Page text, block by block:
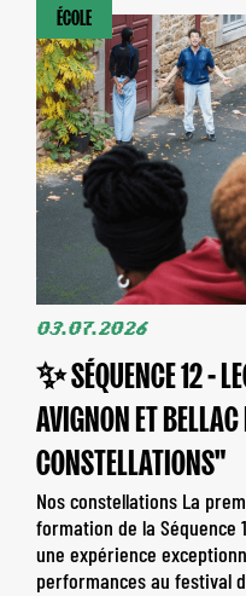
ÉCOLE
03.07.2026
✨ SÉQUENCE 12 -
AVIGNON ET
CONSTELLATIONS"
Nos constellations La
formation de la Séquence
une expérience
performances au festival